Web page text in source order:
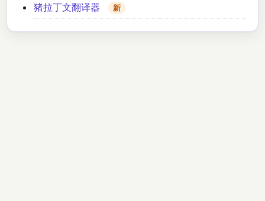
猪拉丁文翻译器 新